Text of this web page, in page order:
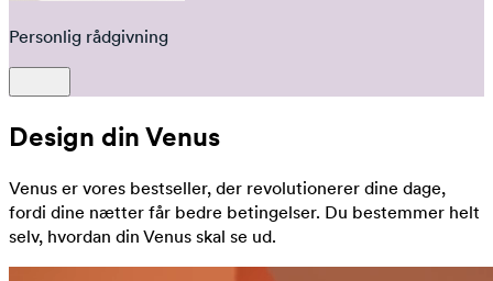
Personlig rådgivning
Design din Venus
Venus er vores bestseller, der revolutionerer dine dage,
fordi dine nætter får bedre betingelser. Du bestemmer helt
selv, hvordan din Venus skal se ud.